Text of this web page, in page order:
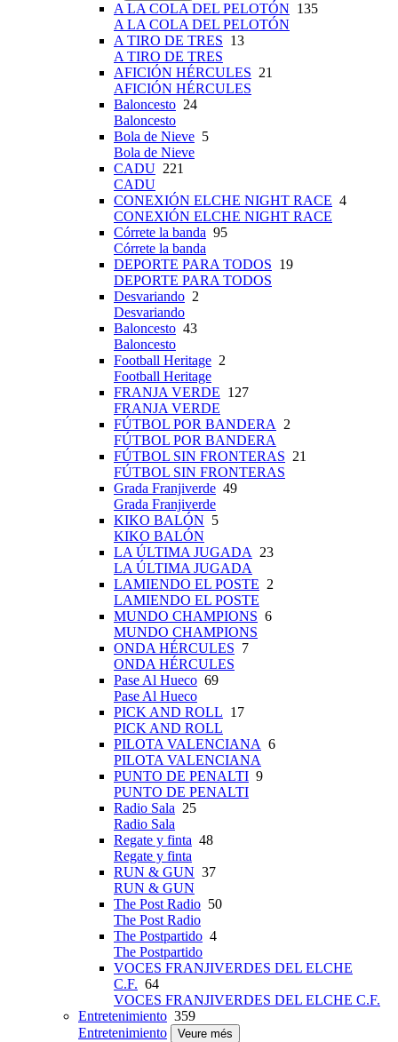
A LA COLA DEL PELOTÓN 135
A LA COLA DEL PELOTÓN
A TIRO DE TRES 13
A TIRO DE TRES
AFICIÓN HÉRCULES 21
AFICIÓN HÉRCULES
Baloncesto 24
Baloncesto
Bola de Nieve 5
Bola de Nieve
CADU 221
CADU
CONEXIÓN ELCHE NIGHT RACE 4
CONEXIÓN ELCHE NIGHT RACE
Córrete la banda 95
Córrete la banda
DEPORTE PARA TODOS 19
DEPORTE PARA TODOS
Desvariando 2
Desvariando
Baloncesto 43
Baloncesto
Football Heritage 2
Football Heritage
FRANJA VERDE 127
FRANJA VERDE
FÚTBOL POR BANDERA
2
FÚTBOL POR BANDERA
FÚTBOL SIN FRONTERAS 21
FÚTBOL SIN FRONTERAS
Grada Franjiverde 49
Grada Franjiverde
KIKO BALÓN 5
KIKO BALÓN
LA ÚLTIMA JUGADA
23
LA ÚLTIMA JUGADA
LAMIENDO EL POSTE 2
LAMIENDO EL POSTE
MUNDO CHAMPIONS 6
MUNDO CHAMPIONS
ONDA HÉRCULES 7
ONDA HÉRCULES
Pase Al Hueco 69
Pase Al Hueco
PICK AND ROLL 17
PICK AND ROLL
PILOTA VALENCIANA 6
PILOTA VALENCIANA
PUNTO DE PENALTI 9
PUNTO DE PENALTI
Radio Sala 25
Radio Sala
Regate y finta 48
Regate y finta
RUN & GUN 37
RUN & GUN
The Post Radio 50
The Post Radio
The Postpartido 4
The Postpartido
VOCES FRANJIVERDES DEL ELCHE
C.F. 64
VOCES FRANJIVERDES DEL ELCHE C.F.
Entretenimiento 359
Entretenimiento
Veure més